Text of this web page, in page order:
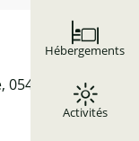
Hébergements
Activités
Abriès-